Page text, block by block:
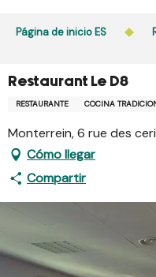
Página de inicio ES
Restaurant Le D8
RESTAURANTE COCINA
Monterrein, 6 rue des
Cómo llegar
Compartir